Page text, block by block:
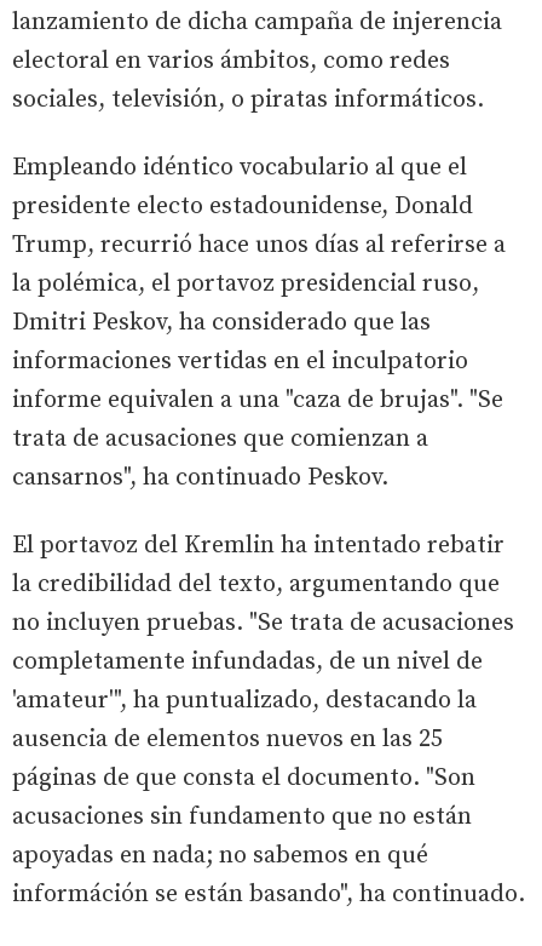
lanzamiento de dicha campaña de injerencia
electoral en varios ámbitos, como redes
sociales, televisión, o piratas informáticos.
Empleando idéntico vocabulario al que el
presidente electo estadounidense, Donald
Trump, recurrió hace unos días al referirse a
la polémica, el portavoz presidencial ruso,
Dmitri Peskov, ha considerado que las
informaciones vertidas en el inculpatorio
informe equivalen a una "caza de brujas". "Se
trata de acusaciones que comienzan a
cansarnos", ha continuado Peskov.
El portavoz del Kremlin ha intentado rebatir
la credibilidad del texto, argumentando que
no incluyen pruebas. "Se trata de acusaciones
completamente infundadas, de un nivel de
'amateur'", ha puntualizado, destacando la
ausencia de elementos nuevos en las 25
páginas de que consta el documento. "Son
acusaciones sin fundamento que no están
apoyadas en nada; no sabemos en qué
információn se están basando", ha continuado.